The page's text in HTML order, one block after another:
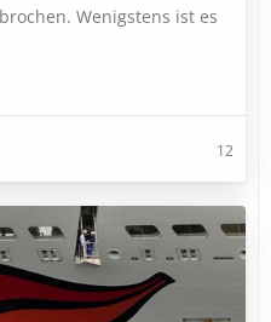
Wenigstens ist es
12